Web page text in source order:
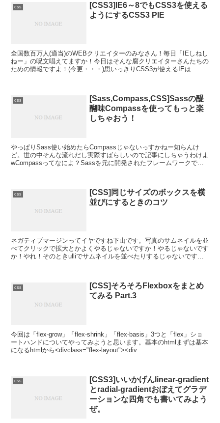
css
[CSS3]IE6～8でもCSS3を使える
ようにするCSS3 PIE
全国数百万人(適当)のWEBクリエイターのみなさん！毎日「IEしねし
ねー」の呪文唱えてますか！今日はそんな腐クリエイターさんたちの
ための情報ですよ！(今更・・・)思いっきりCSS3が使えるIEは
css
[Sass,Compass,CSS]Sassの醍
醐味Compassを使ってもっと楽
しちゃおう！
やっぱりSass使い始めたらCompassじゃないっすかねー知らんけ
ど。世の中そんな流れだし実際すばらしいので記事にしちゃうわけよ
wCompassってなによ？Sassを元に開発されたフレームワークで
css
[CSS]同じサイズのボックスを横
並びにするときのコツ
ネガティブマージンってイヤですね下山です。写真のサムネイルを並
べてクリックで拡大とかよくやるじゃないですか！やるじゃないです
か！やれ！そのときulliでサムネイルを並べたりするじゃないです
css
[CSS]そろそろFlexboxをまとめ
てみる Part.3
今回は「flex-grow」「flex-shrink」「flex-basis」3つと「flex」ショ
ートハンドについてやってみようと思います。基本のhtmlまずは基本
になるhtmlから<divclass="flex-layout"><div...
css
[CSS3]いいかげんlinear-gradient
とradial-gradientおぼえてグラデ
ーションな四角でも書いてみよう
ぜ。